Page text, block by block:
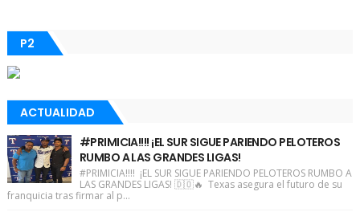
P2
ACTUALIDAD
#PRIMICIA!!!! ¡EL SUR SIGUE PARIENDO PELOTEROS
RUMBO A LAS GRANDES LIGAS!
#PRIMICIA!!!! ¡EL SUR SIGUE PARIENDO PELOTEROS RUMBO A
LAS GRANDES LIGAS! 🇩🇴🔥 Texas asegura el futuro de su
franquicia tras firmar al p...